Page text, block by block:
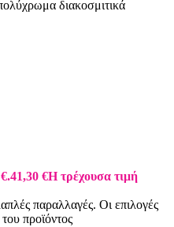
διακοσμιτικά
41,30 €Η τρέχουσα τιμή
παραλλαγές. Οι επιλογές
προϊόντος